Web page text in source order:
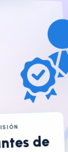
de